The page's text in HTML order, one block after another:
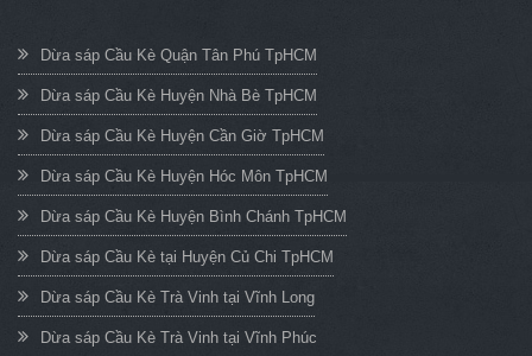
Dừa sáp Cầu Kè Quận Tân Phú TpHCM
Dừa sáp Cầu Kè Huyện Nhà Bè TpHCM
Dừa sáp Cầu Kè Huyện Cần Giờ TpHCM
Dừa sáp Cầu Kè Huyện Hóc Môn TpHCM
Dừa sáp Cầu Kè Huyện Bình Chánh TpHCM
Dừa sáp Cầu Kè tại Huyện Củ Chi TpHCM
Dừa sáp Cầu Kè Trà Vinh tại Vĩnh Long
Dừa sáp Cầu Kè Trà Vinh tại Vĩnh Phúc